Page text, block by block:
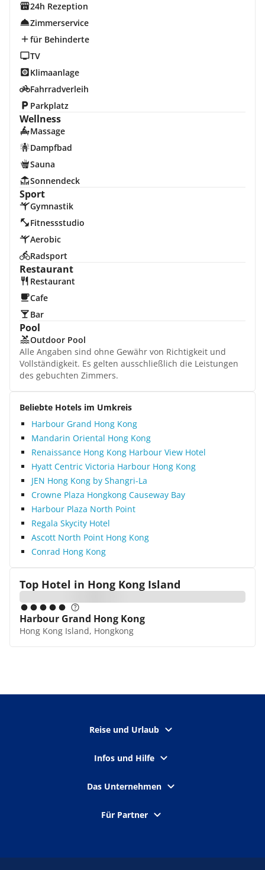
24h Rezeption
Zimmerservice
für Behinderte
TV
Klimaanlage
Fahrradverleih
Parkplatz
Wellness
Massage
Dampfbad
Sauna
Sonnendeck
Sport
Gymnastik
Fitnessstudio
Aerobic
Radsport
Restaurant
Restaurant
Cafe
Bar
Pool
Outdoor Pool
Alle Angaben sind ohne Gewähr von Richtigkeit und
Vollständigkeit. Es gelten ausschließlich die Leistungen
des gebuchten Zimmers.
Beliebte Hotels im Umkreis
Harbour Grand Hong Kong
Mandarin Oriental Hong Kong
Renaissance Hong Kong Harbour View Hotel
Hyatt Centric Victoria Harbour Hong Kong
JEN Hong Kong by Shangri-La
Crowne Plaza Hongkong Causeway Bay
Harbour Plaza North Point
Regala Skycity Hotel
Ascott North Point Hong Kong
Conrad Hong Kong
Top Hotel in Hong Kong Island
Harbour Grand Hong Kong
Hong Kong Island, Hongkong
Reise und Urlaub
Infos und Hilfe
Das Unternehmen
Für Partner